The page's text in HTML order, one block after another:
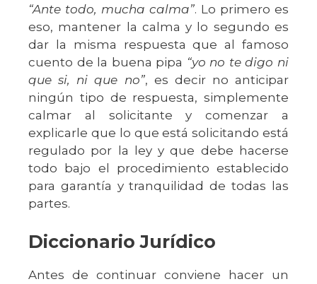
“Ante todo, mucha calma”. Lo primero es
eso, mantener la calma y lo segundo es
dar la misma respuesta que al famoso
cuento de la buena pipa “yo no te digo ni
que si, ni que no”, es decir no anticipar
ningún tipo de respuesta, simplemente
calmar al solicitante y comenzar a
explicarle que lo que está solicitando está
regulado por la ley y que debe hacerse
todo bajo el procedimiento establecido
para garantía y tranquilidad de todas las
partes.
Diccionario Jurídico
Antes de continuar conviene hacer un